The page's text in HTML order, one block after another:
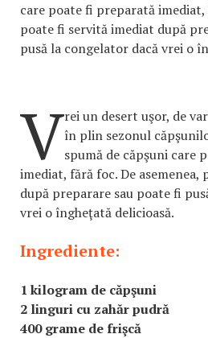
care poate fi preparată imediat,
poate fi servită imediat după
pusă la congelator dacă vrei o
Vrei un desert uşor, de
în plin sezonul
spumă de căpşuni care
imediat, fără foc. De
după preparare sau poate fi
vrei o îngheţată delicioasă.
Ingrediente:
1 kilogram de căpşuni
2 linguri cu zahăr pudră
400 grame de frişcă